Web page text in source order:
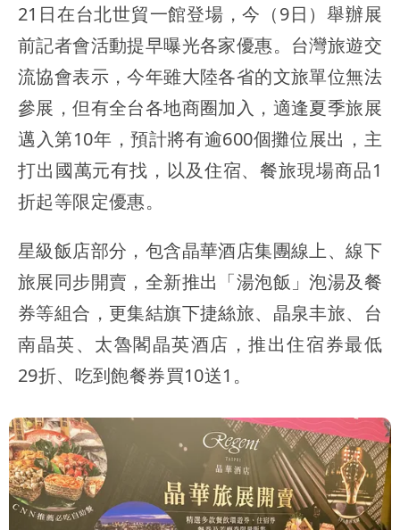
21日在台北世貿一館登場，今（9日）舉辦展
前記者會活動提早曝光各家優惠。台灣旅遊交
流協會表示，今年雖大陸各省的文旅單位無法
參展，但有全台各地商圈加入，適逢夏季旅展
邁入第10年，預計將有逾600個攤位展出，主
打出國萬元有找，以及住宿、餐旅現場商品1
折起等限定優惠。
星級飯店部分，包含晶華酒店集團線上、線下
旅展同步開賣，全新推出「湯泡飯」泡湯及餐
券等組合，更集結旗下捷絲旅、晶泉丰旅、台
南晶英、太魯閣晶英酒店，推出住宿券最低
29折、吃到飽餐券買10送1。